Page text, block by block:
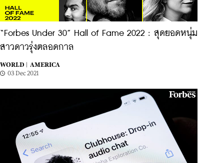
“Forbes Under 30” Hall of Fame 2022 : สุดยอดหนุ่ม
สาวดาวรุ่งตลอดกาล
WORLD |
AMERICA
03 Dec 2021